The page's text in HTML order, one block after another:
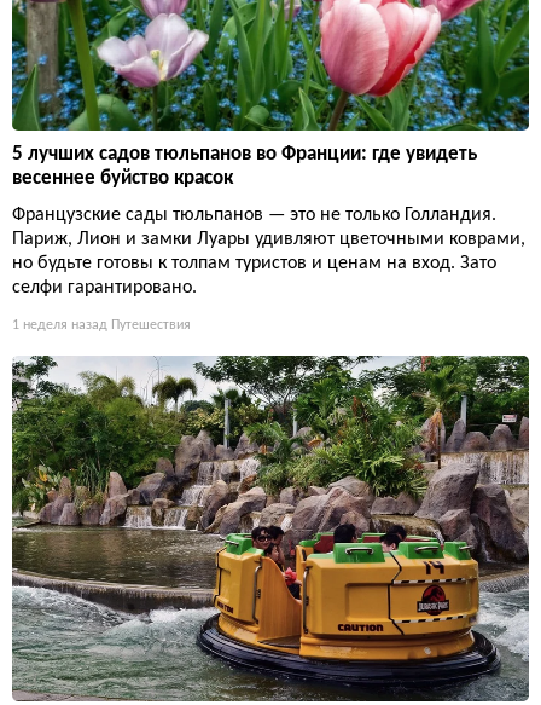
5 лучших садов тюльпанов во Франции: где увидеть
весеннее буйство красок
Французские сады тюльпанов — это не только Голландия.
Париж, Лион и замки Луары удивляют цветочными коврами,
но будьте готовы к толпам туристов и ценам на вход. Зато
селфи гарантировано.
1 неделя назад Путешествия